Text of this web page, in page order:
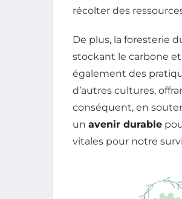
récolter des
De plus, la foresterie
stockant le carbone
également des
d’autres cultures,
conséquent, en
un avenir durable
vitales pour notre